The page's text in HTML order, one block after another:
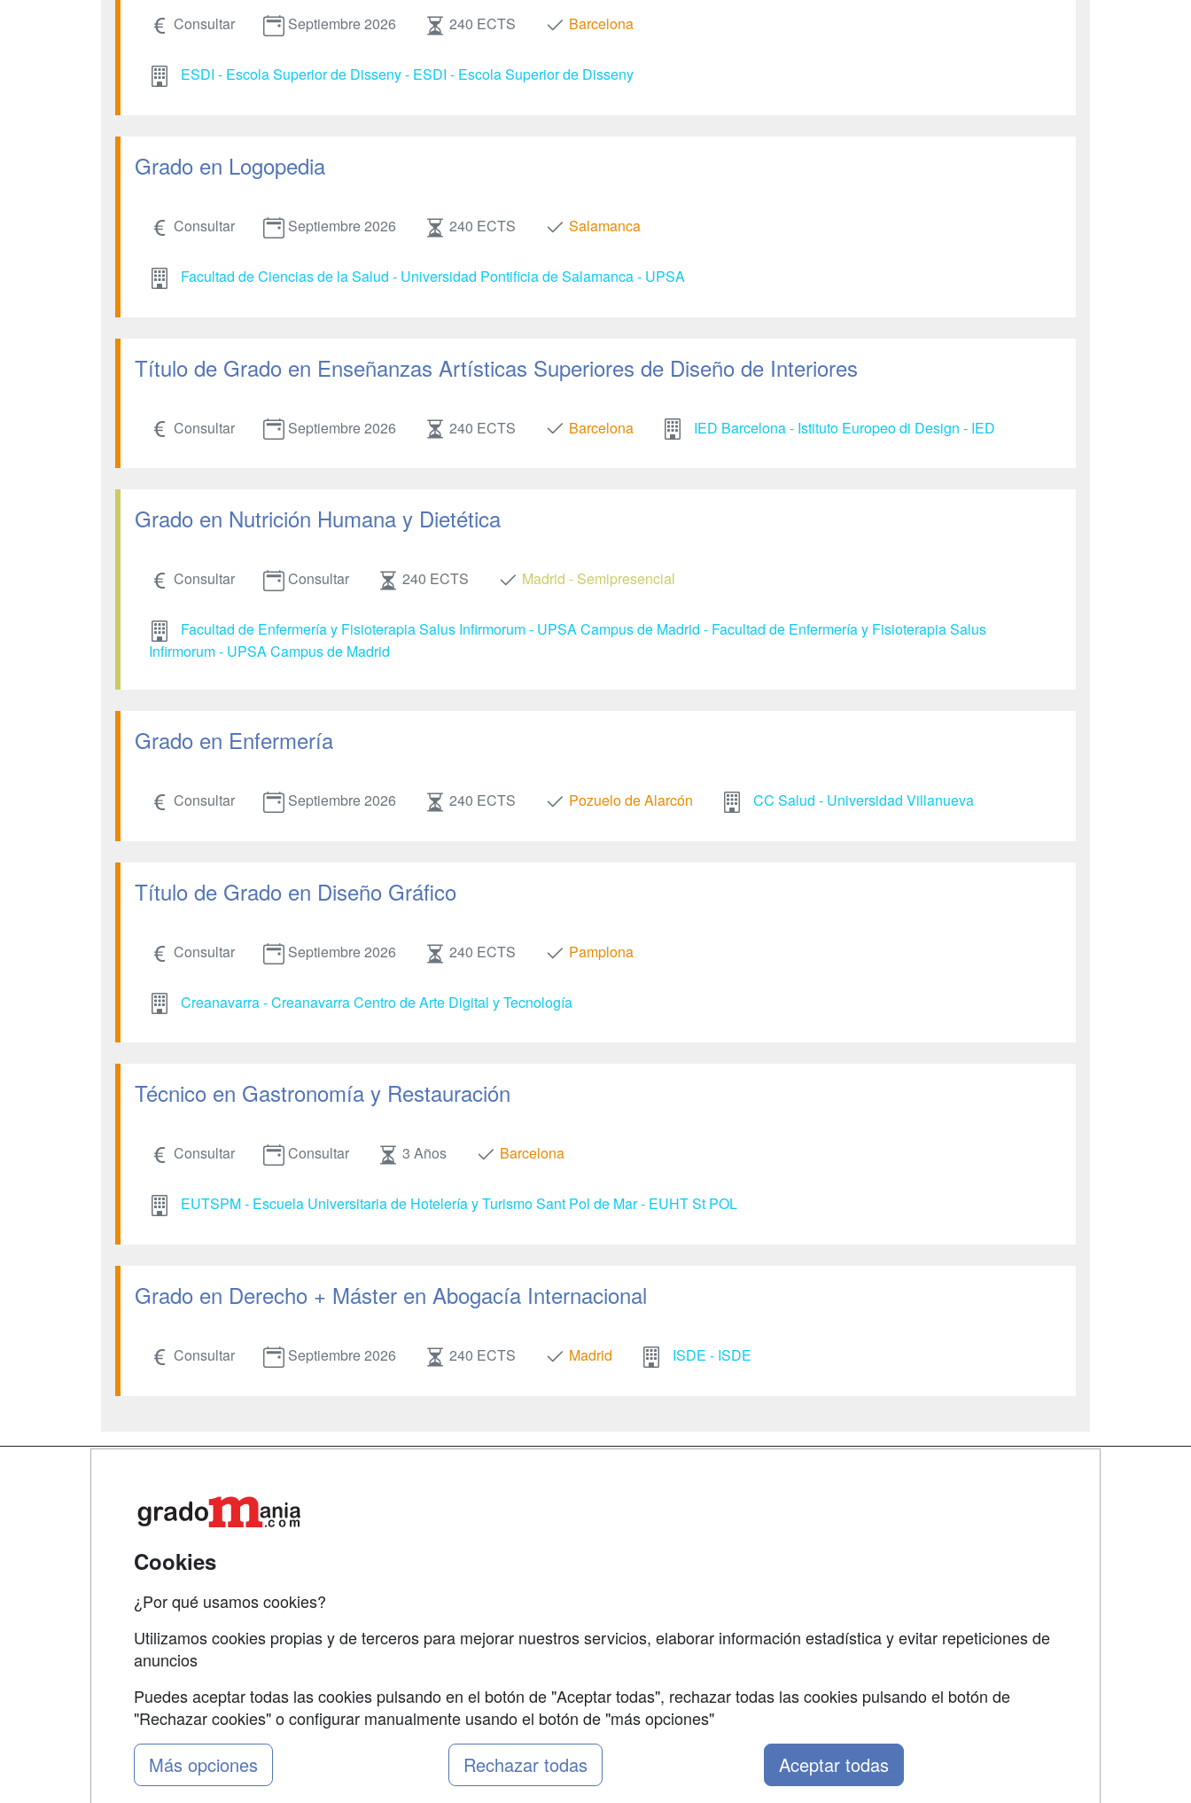
Consultar Septiembre 2026 240 ECTS Barcelona
ESDI - Escola Superior de Disseny - ESDI - Escola Superior de Disseny
Grado en Logopedia
Consultar Septiembre 2026 240 ECTS Salamanca
Facultad de Ciencias de la Salud - Universidad Pontificia de Salamanca - UPSA
Título de Grado en Enseñanzas Artísticas Superiores de Diseño de Interiores
Consultar Septiembre 2026 240 ECTS Barcelona IED Barcelona - Istituto Europeo di Design - IED
Grado en Nutrición Humana y Dietética
Consultar Consultar 240 ECTS Madrid - Semipresencial
Facultad de Enfermería y Fisioterapia Salus Infirmorum - UPSA Campus de Madrid - Facultad de Enfermería y Fisioterapia Salus
Infirmorum - UPSA Campus de Madrid
Grado en Enfermería
Consultar Septiembre 2026 240 ECTS Pozuelo de Alarcón CC Salud - Universidad Villanueva
Título de Grado en Diseño Gráfico
Consultar Septiembre 2026 240 ECTS Pamplona
Creanavarra - Creanavarra Centro de Arte Digital y Tecnología
Técnico en Gastronomía y Restauración
Consultar Consultar 3 Años Barcelona
EUTSPM - Escuela Universitaria de Hotelería y Turismo Sant Pol de Mar - EUHT St POL
Grado en Derecho + Máster en Abogacía Internacional
Consultar Septiembre 2026 240 ECTS Madrid ISDE - ISDE
Grupo formazion:
Cookies
¿Por qué usamos cookies?
Utilizamos cookies propias y de terceros para mejorar nuestros servicios, elaborar información estadística y evitar repeticiones de
anuncios
Puedes aceptar todas las cookies pulsando en el botón de "Aceptar todas", rechazar todas las cookies pulsando el botón de
"Rechazar cookies" o configurar manualmente usando el botón de "más opciones"
Más opciones Rechazar todas Aceptar todas